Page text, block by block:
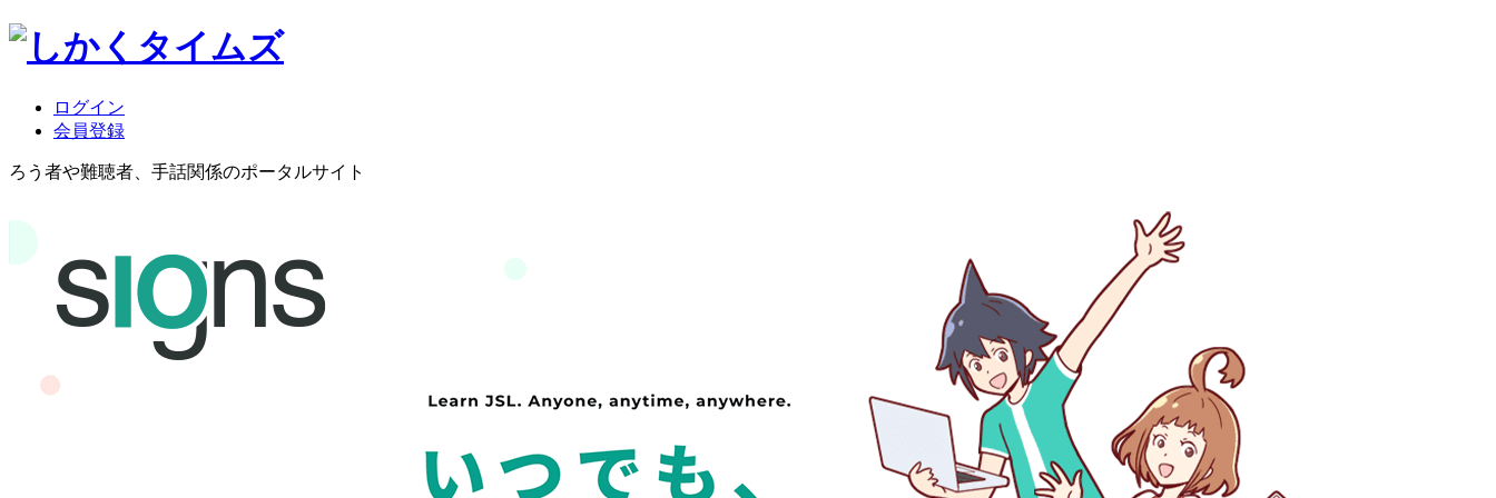
ログイン
会員登録
ろう者や難聴者、手話関係のポータルサイト